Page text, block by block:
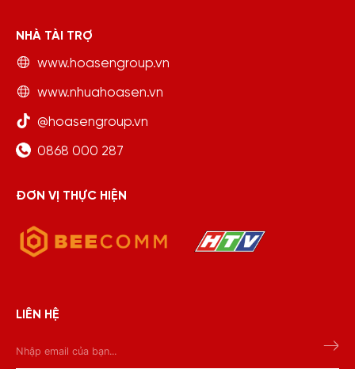
NHÀ TÀI TRỢ
www.hoasengroup.vn
www.nhuahoasen.vn
@hoasengroup.vn
0868 000 287
ĐƠN VỊ THỰC HIỆN
LIÊN HỆ